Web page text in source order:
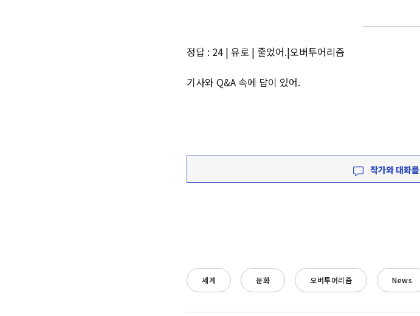
정답 : 24 | 유로 | 줄었어.|오버투어리즘
기사와 Q&A 속에 답이 있어.
작가와 대화
세계 문화 오버투어리즘 News